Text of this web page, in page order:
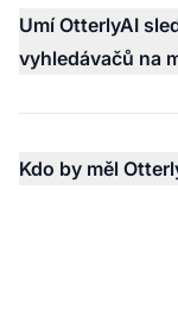
Umí OtterlyAI
vyhledávačů na
Kdo by měl